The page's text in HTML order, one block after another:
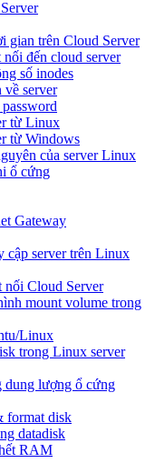
gian trên Cloud Server
đến cloud server
số inodes
về server
từ Linux
từ Windows
của server Linux
ổ cứng
Gateway
cập server trên Linux
nối Cloud Server
mount volume trong
Linux
trong Linux server
dung lượng ổ cứng
format disk
datadisk
RAM